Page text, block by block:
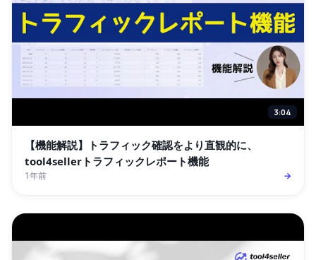
3:04
【機能解説】トラフィック確認をより直観的に、
tool4sellerトラフィックレポート機能
1年前 →